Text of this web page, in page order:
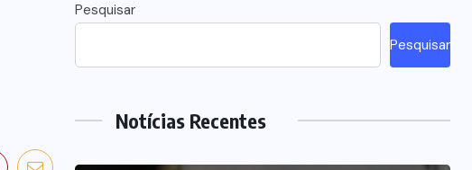
Pesquisar
Pesquisar
Notícias Recentes